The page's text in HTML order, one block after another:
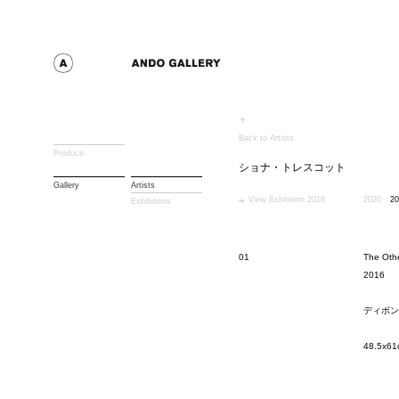
Produce
Gallery
Artists
Exhibitions
Back to Artists
ショナ・トレスコット
View Exhibition 2016 2020
01
The
2016
ディボ